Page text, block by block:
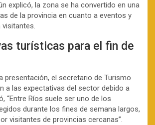
explicó, la zona se ha convertido en una
de la provincia en cuanto a eventos y
turísticas para el fin de
presentación, el secretario de Turismo
a las expectativas del sector debido a
“Entre Ríos suele ser uno de los
durante los fines de semana largos,
visitantes de provincias cercanas”.